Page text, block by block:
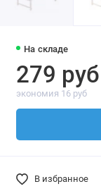
На складе
279 руб
экономия 16 руб
В избранное